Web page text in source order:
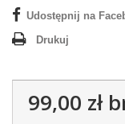
Udostępnij na
Drukuj
99,00 zł